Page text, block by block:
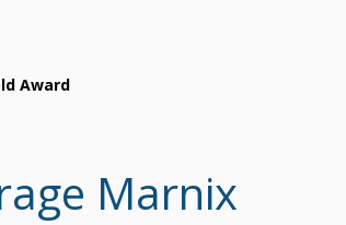
Award
Marnix